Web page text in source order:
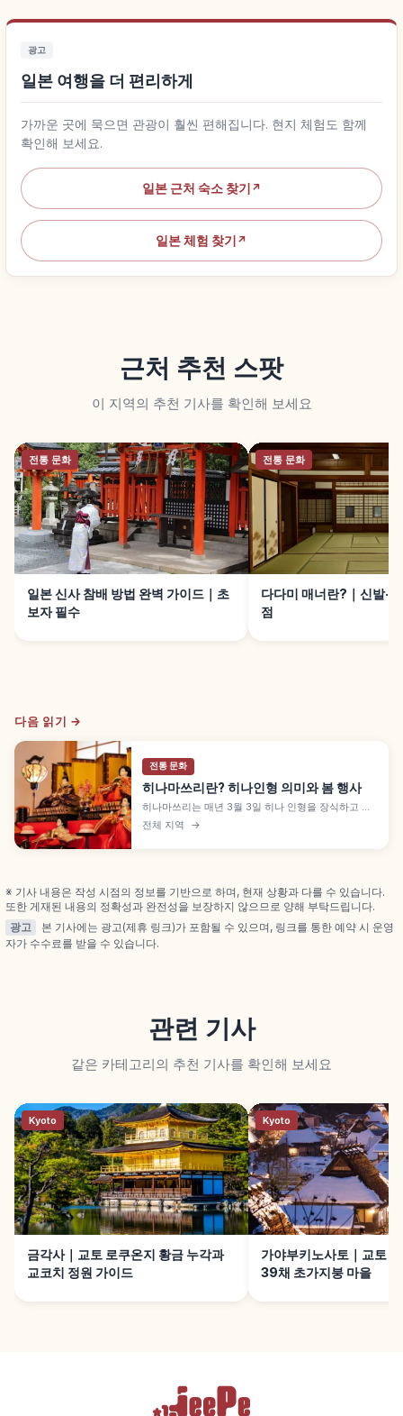
광고
일본 여행을 더 편리하게
가까운 곳에 묵으면 관광이 훨씬 편해집니다. 현지 체험도 함께
확인해 보세요.
일본 근처 숙소 찾기 ↗
일본 체험 찾기 ↗
근처 추천 스팟
이 지역의 추천 기사를 확인해 보세요
전통 문화
일본 신사 참배 방법 완벽 가이드｜초
보자 필수
전통 문화
다다미 매너란?｜신발·짐
점
다음 읽기 →
전통 문화
히나마쓰리란? 히나인형 의미와 봄 행사
히나마쓰리는 매년 3월 3일 히나 인형을 장식하고 아
이의 성장을 기원하는 일본 봄 행사로, 복숭아꽃 피는
시기에서 모모노세쿠라고도 불립니다. 조시노세쿠 유
래와 나가시비나, 다이리비나·산닌칸조·고닌바야시 단
전체 지역 →
※ 기사 내용은 작성 시점의 정보를 기반으로 하며, 현재 상황과 다를 수 있습니다.
또한 게재된 내용의 정확성과 완전성을 보장하지 않으므로 양해 부탁드립니다.
광고
본 기사에는 광고(제휴 링크)가 포함될 수 있으며, 링크를 통한 예약 시 운영
자가 수수료를 받을 수 있습니다.
관련 기사
같은 카테고리의 추천 기사를 확인해 보세요
Kyoto
금각사｜교토 로쿠온지 황금 누각과
교코치 정원 가이드
Kyoto
가야부키노사토｜교토
39채 초가지붕 마을